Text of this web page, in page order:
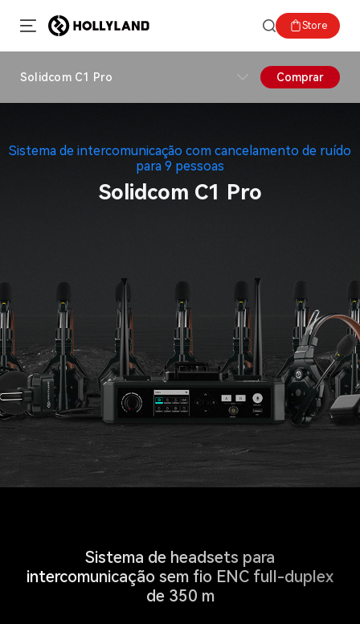
Store
Solidcom C1 Pro Comprar
Sistema de intercomunicação com cancelamento de ruído
para 9 pessoas
Solidcom C1 Pro
Sistema de headsets para
intercomunicação sem fio ENC full-duplex
de 350 m